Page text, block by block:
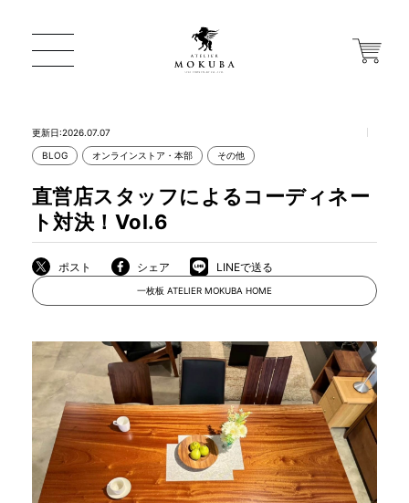
店舗から探す
一枚板 ATELIER MOKUBA HOME
MOKUBA について
商品情報
直営店
更新日:2026.07.07
BLOG オンラインストア・本部 その他
直営店スタッフによるコーディネー
ト対決！Vol.6
ポスト シェア LINEで送る
一枚板 ATELIER MOKUBA HOME